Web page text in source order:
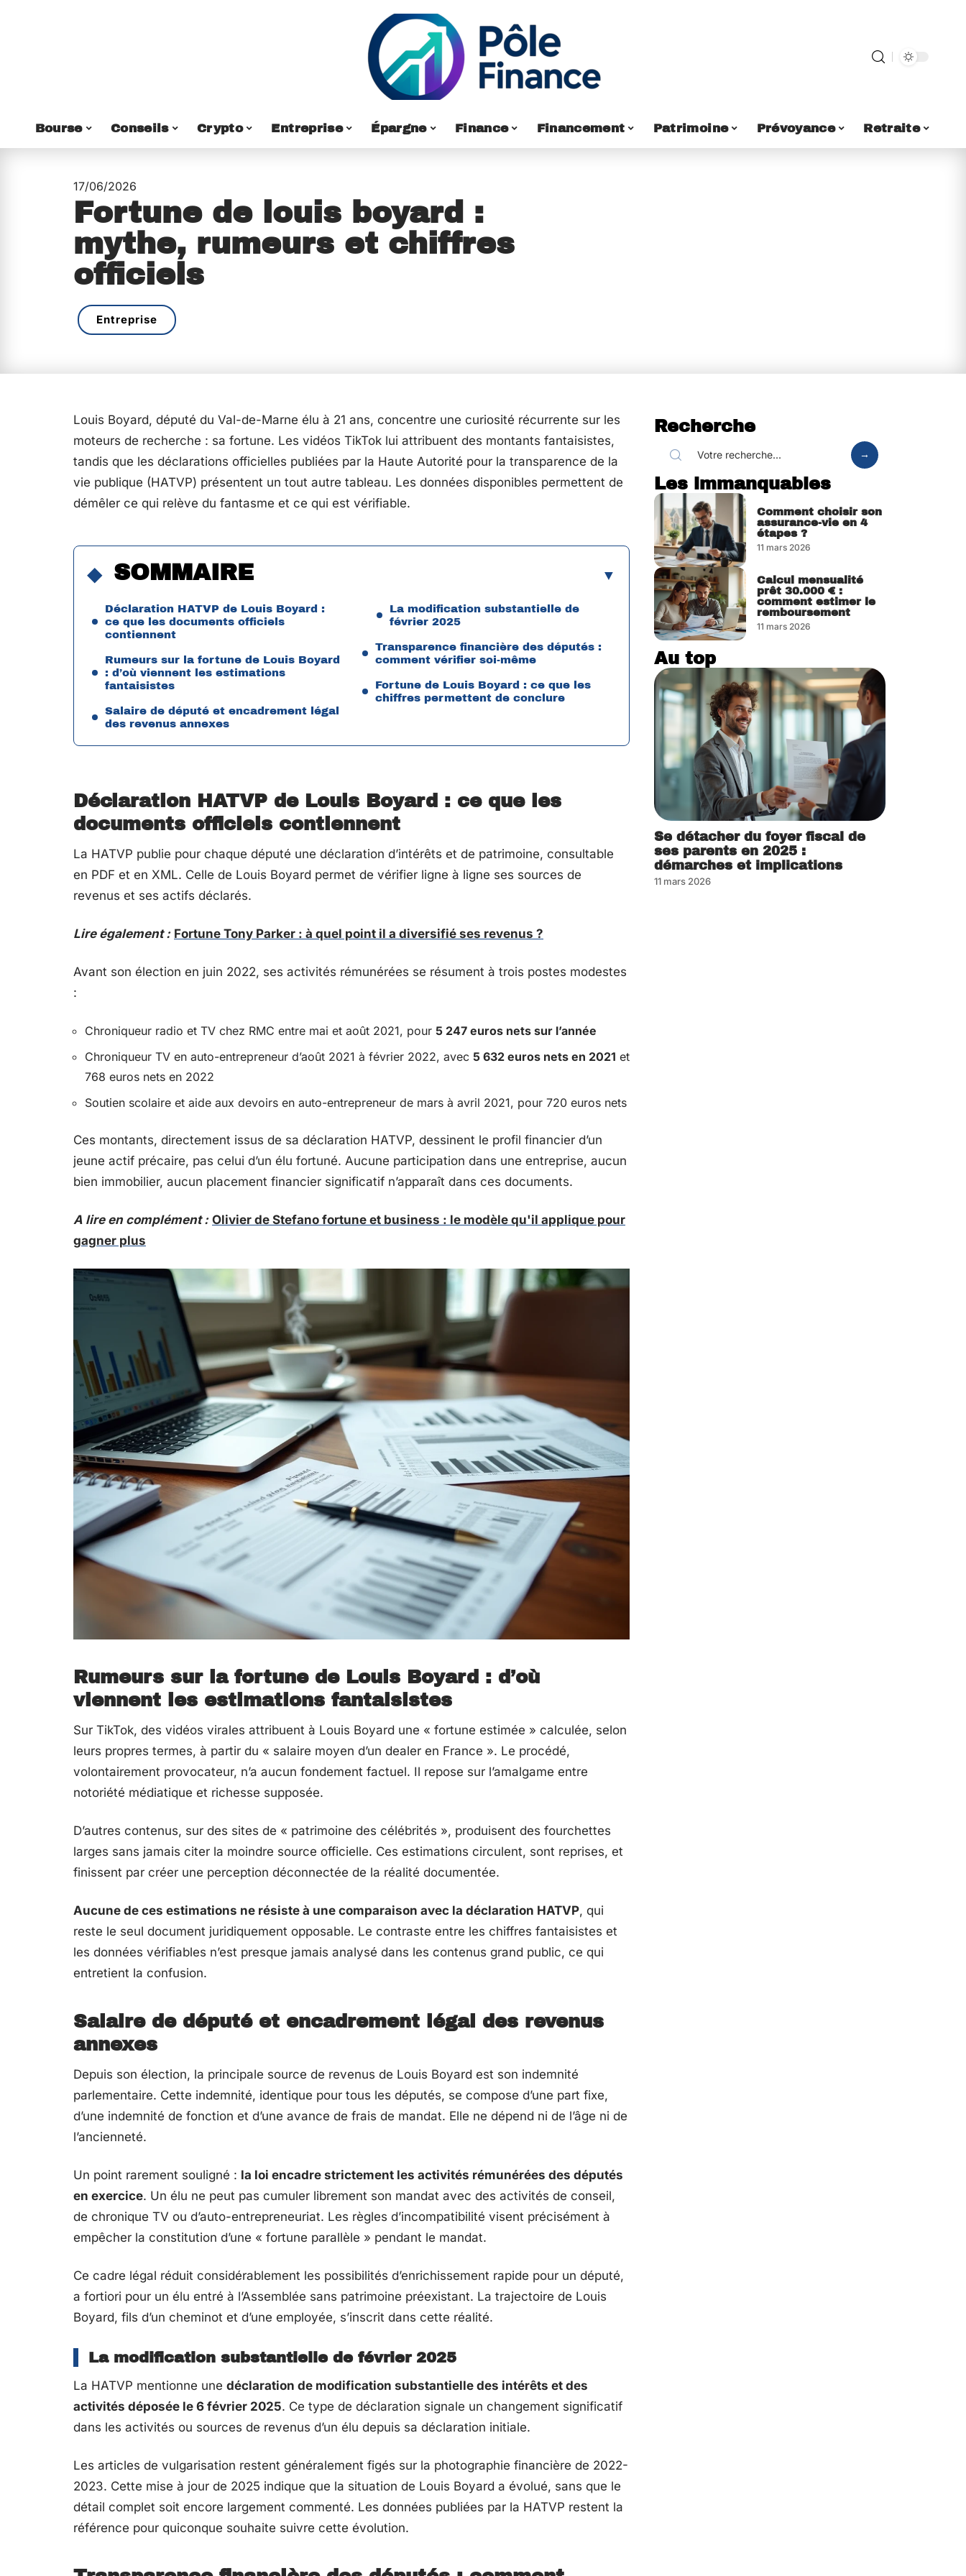
Bourse Conseils Crypto Entreprise Épargne Finance Financement Patrimoine Prévoyance Retraite
17/06/2026
Fortune de louis boyard :
mythe, rumeurs et chiffres
officiels
Entreprise
Louis Boyard, député du Val-de-Marne élu à 21 ans, concentre une curiosité récurrente sur les
moteurs de recherche : sa fortune. Les vidéos TikTok lui attribuent des montants fantaisistes,
tandis que les déclarations officielles publiées par la Haute Autorité pour la transparence de la
vie publique (HATVP) présentent un tout autre tableau. Les données disponibles permettent de
démêler ce qui relève du fantasme et ce qui est vérifiable.
SOMMAIRE
Déclaration HATVP de Louis Boyard :
ce que les documents officiels
contiennent
Rumeurs sur la fortune de Louis Boyard
: d’où viennent les estimations
fantaisistes
Salaire de député et encadrement légal
des revenus annexes
La modification substantielle de
février 2025
Transparence financière des députés :
comment vérifier soi-même
Fortune de Louis Boyard : ce que les
chiffres permettent de conclure
Déclaration HATVP de Louis Boyard : ce que les
documents officiels contiennent
La HATVP publie pour chaque député une déclaration d’intérêts et de patrimoine, consultable
en PDF et en XML. Celle de Louis Boyard permet de vérifier ligne à ligne ses sources de
revenus et ses actifs déclarés.
Lire également : Fortune Tony Parker : à quel point il a diversifié ses revenus ?
Avant son élection en juin 2022, ses activités rémunérées se résument à trois postes modestes
:
Chroniqueur radio et TV chez RMC entre mai et août 2021, pour 5 247 euros nets sur l’année
Chroniqueur TV en auto-entrepreneur d’août 2021 à février 2022, avec 5 632 euros nets en 2021 et
768 euros nets en 2022
Soutien scolaire et aide aux devoirs en auto-entrepreneur de mars à avril 2021, pour 720 euros nets
Ces montants, directement issus de sa déclaration HATVP, dessinent le profil financier d’un
jeune actif précaire, pas celui d’un élu fortuné. Aucune participation dans une entreprise, aucun
bien immobilier, aucun placement financier significatif n’apparaît dans ces documents.
A lire en complément : Olivier de Stefano fortune et business : le modèle qu'il applique pour
gagner plus
Rumeurs sur la fortune de Louis Boyard : d’où
viennent les estimations fantaisistes
Sur TikTok, des vidéos virales attribuent à Louis Boyard une « fortune estimée » calculée, selon
leurs propres termes, à partir du « salaire moyen d’un dealer en France ». Le procédé,
volontairement provocateur, n’a aucun fondement factuel. Il repose sur l’amalgame entre
notoriété médiatique et richesse supposée.
D’autres contenus, sur des sites de « patrimoine des célébrités », produisent des fourchettes
larges sans jamais citer la moindre source officielle. Ces estimations circulent, sont reprises, et
finissent par créer une perception déconnectée de la réalité documentée.
Aucune de ces estimations ne résiste à une comparaison avec la déclaration HATVP, qui
reste le seul document juridiquement opposable. Le contraste entre les chiffres fantaisistes et
les données vérifiables n’est presque jamais analysé dans les contenus grand public, ce qui
entretient la confusion.
Salaire de député et encadrement légal des revenus
annexes
Depuis son élection, la principale source de revenus de Louis Boyard est son indemnité
parlementaire. Cette indemnité, identique pour tous les députés, se compose d’une part fixe,
d’une indemnité de fonction et d’une avance de frais de mandat. Elle ne dépend ni de l’âge ni de
l’ancienneté.
Un point rarement souligné : la loi encadre strictement les activités rémunérées des députés
en exercice. Un élu ne peut pas cumuler librement son mandat avec des activités de conseil,
de chronique TV ou d’auto-entrepreneuriat. Les règles d’incompatibilité visent précisément à
empêcher la constitution d’une « fortune parallèle » pendant le mandat.
Ce cadre légal réduit considérablement les possibilités d’enrichissement rapide pour un député,
a fortiori pour un élu entré à l’Assemblée sans patrimoine préexistant. La trajectoire de Louis
Boyard, fils d’un cheminot et d’une employée, s’inscrit dans cette réalité.
La modification substantielle de février 2025
La HATVP mentionne une déclaration de modification substantielle des intérêts et des
activités déposée le 6 février 2025. Ce type de déclaration signale un changement significatif
dans les activités ou sources de revenus d’un élu depuis sa déclaration initiale.
Les articles de vulgarisation restent généralement figés sur la photographie financière de 2022-
2023. Cette mise à jour de 2025 indique que la situation de Louis Boyard a évolué, sans que le
détail complet soit encore largement commenté. Les données publiées par la HATVP restent la
référence pour quiconque souhaite suivre cette évolution.
Recherche
Les immanquables
Comment choisir son
assurance-vie en 4
étapes ?
11 mars 2026
Calcul mensualité
prêt 30.000 € :
comment estimer le
remboursement
11 mars 2026
Au top
Se détacher du foyer fiscal de
ses parents en 2025 :
démarches et implications
11 mars 2026